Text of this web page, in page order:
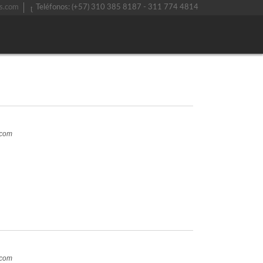
Teléfonos: (+57) 310 385 8187 - 311 774 4814